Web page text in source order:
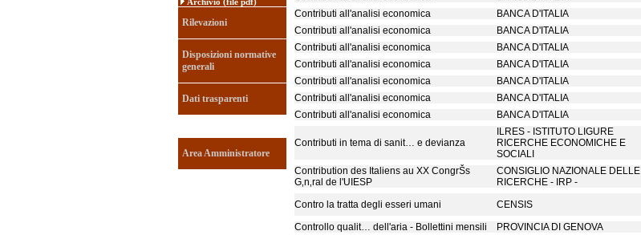
Rilevazioni
Disposizioni normative
generali
Dati trasparenti
Area Amministratore
Contributi all'analisi economica
BANCA D'ITALIA
Contributi all'analisi economica
BANCA D'ITALIA
Contributi all'analisi economica
BANCA D'ITALIA
Contributi all'analisi economica
BANCA D'ITALIA
Contributi all'analisi economica
BANCA D'ITALIA
Contributi all'analisi economica
BANCA D'ITALIA
Contributi all'analisi economica
BANCA D'ITALIA
Contributi in tema di sanit… e devianza
ILRES - ISTITUTO LIGURE
RICERCHE ECONOMICHE E
SOCIALI
Contribution des Italiens au XX CongrŠs
G‚n‚ral de l'UIESP
CONSIGLIO NAZIONALE DELLE
RICERCHE - IRP -
Contro la tratta degli esseri umani CENSIS
Controllo qualit… dell'aria - Bollettini mensili
PROVINCIA DI GENOVA